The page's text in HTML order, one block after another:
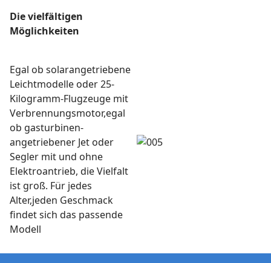
Die vielfältigen
Möglichkeiten
Egal ob solarangetriebene
Leichtmodelle oder 25-
Kilogramm-Flugzeuge mit
Verbrennungsmotor,egal
ob gasturbinen-
angetriebener Jet oder
Segler mit und ohne
Elektroantrieb, die Vielfalt
ist groß. Für jedes
Alter,jeden Geschmack
findet sich das passende
Modell